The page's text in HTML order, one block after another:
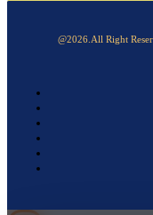
@2026.All Right